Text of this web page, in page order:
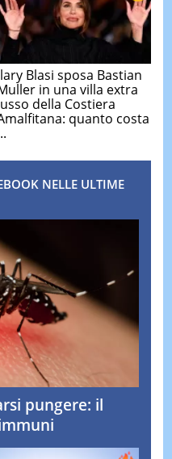
Blasi sposa Bastian
in una villa extra
della Costiera
quanto costa
NELLE ULTIME
pungere: il